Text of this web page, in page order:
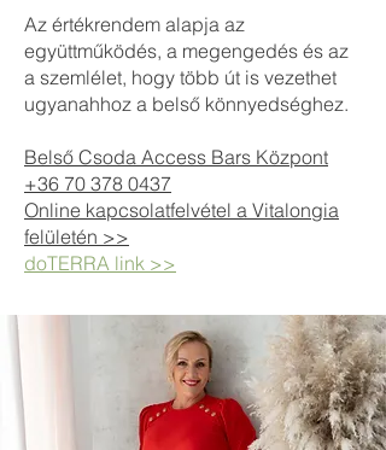
Az értékrendem alapja az
együttműködés, a megengedés és az
a szemlélet, hogy több út is vezethet
ugyanahhoz a belső könnyedséghez.
Belső Csoda Access Bars Központ
+36 70 378 0437
Online kapcsolatfelvétel a Vitalongia
felületén >>
doTERRA link >>